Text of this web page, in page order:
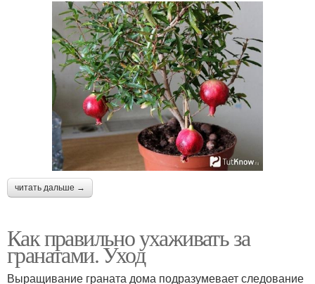
читать дальше →
Как правильно ухаживать за
гранатами. Уход
Выращивание граната дома подразумевает следование